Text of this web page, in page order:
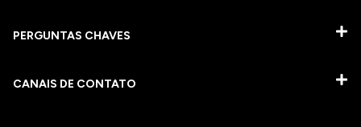
PERGUNTAS CHAVES​
CANAIS DE CONTATO